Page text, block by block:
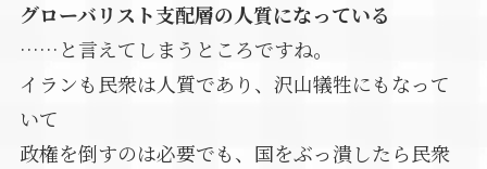
グローバリスト支配層の人質になっている
……と言えてしまうところですね。
イランも民衆は人質であり、沢山犠牲にもなって
いて
政権を倒すのは必要でも、国をぶっ潰したら民衆